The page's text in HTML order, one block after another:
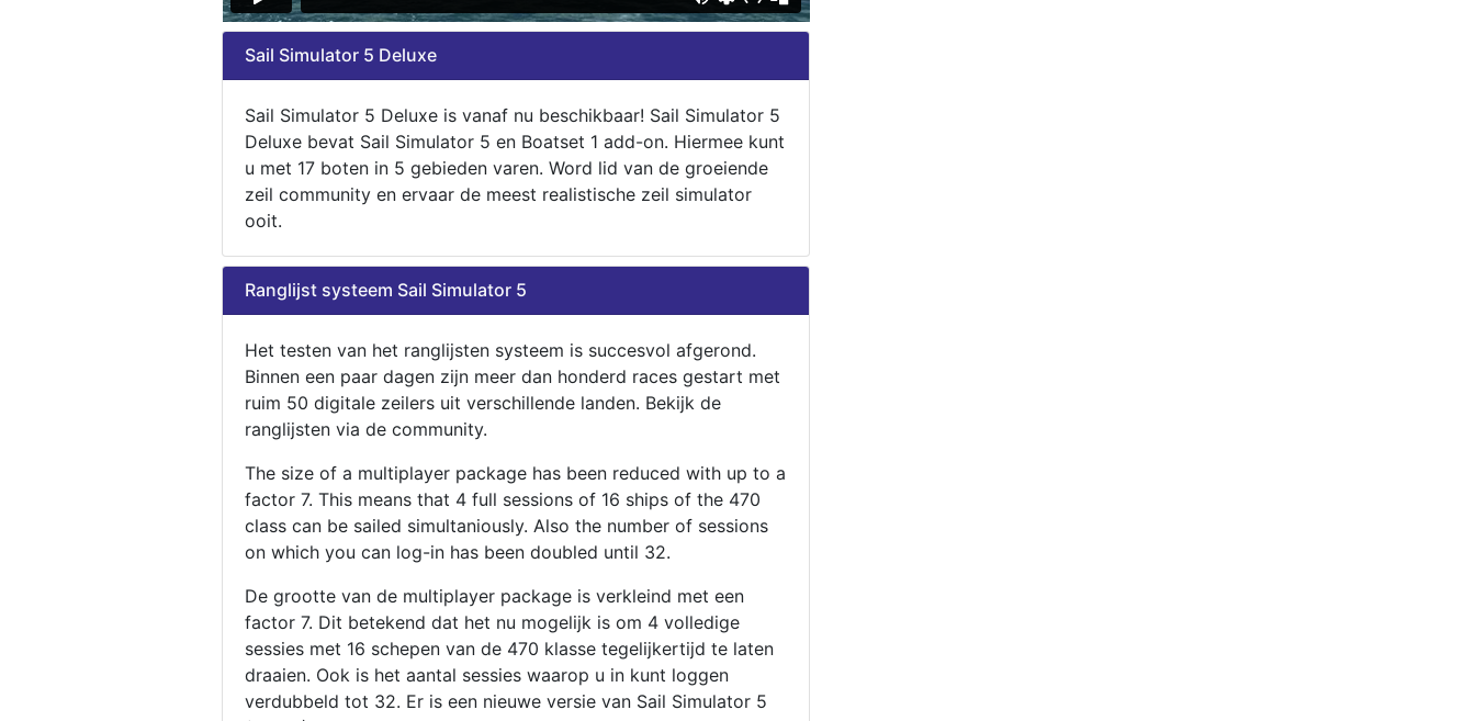
Sail Simulator 5 Deluxe
Sail Simulator 5 Deluxe is vanaf nu beschikbaar! Sail Simulator 5
Deluxe bevat Sail Simulator 5 en Boatset 1 add-on. Hiermee kunt
u met 17 boten in 5 gebieden varen. Word lid van de groeiende
zeil community en ervaar de meest realistische zeil simulator
ooit.
Ranglijst systeem Sail Simulator 5
Het testen van het ranglijsten systeem is succesvol afgerond.
Binnen een paar dagen zijn meer dan honderd races gestart met
ruim 50 digitale zeilers uit verschillende landen. Bekijk de
ranglijsten via de community.
The size of a multiplayer package has been reduced with up to a
factor 7. This means that 4 full sessions of 16 ships of the 470
class can be sailed simultaniously. Also the number of sessions
on which you can log-in has been doubled until 32.
De grootte van de multiplayer package is verkleind met een
factor 7. Dit betekend dat het nu mogelijk is om 4 volledige
sessies met 16 schepen van de 470 klasse tegelijkertijd te laten
draaien. Ook is het aantal sessies waarop u in kunt loggen
verdubbeld tot 32. Er is een nieuwe versie van Sail Simulator 5